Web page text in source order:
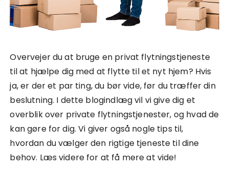
Overvejer du at bruge en privat flytningstjeneste
til at hjælpe dig med at flytte til et nyt hjem? Hvis
ja, er der et par ting, du bør vide, før du træffer din
beslutning. I dette blogindlæg vil vi give dig et
overblik over private flytningstjenester, og hvad de
kan gøre for dig. Vi giver også nogle tips til,
hvordan du vælger den rigtige tjeneste til dine
behov. Læs videre for at få mere at vide!